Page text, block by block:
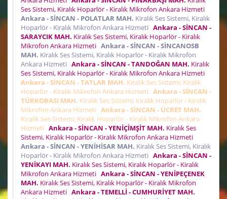
Ses Sistemi, Kiralık Hoparlör - Kiralık Mikrofon Ankara Hizmeti
Ankara - SİNCAN - POLATLAR MAH. Kiralık Ses Sistemi, Kiralık
Hoparlör - Kiralık Mikrofon Ankara Hizmeti Ankara - SİNCAN -
SARAYCIK MAH. Kiralık Ses Sistemi, Kiralık Hoparlör - Kiralık
Mikrofon Ankara Hizmeti Ankara - SİNCAN - SİNCANOSB
MAH. Kiralık Ses Sistemi, Kiralık Hoparlör - Kiralık Mikrofon
Ankara Hizmeti Ankara - SİNCAN - TANDOĞAN MAH. Kiralık
Ses Sistemi, Kiralık Hoparlör - Kiralık Mikrofon Ankara Hizmeti
Ankara - SİNCAN - TATLAR MAH. Kiralık Ses Sistemi, Kiralık
Hoparlör - Kiralık Mikrofon Ankara Hizmeti Ankara - SİNCAN -
TÜRKOBASI MAH. Kiralık Ses Sistemi, Kiralık Hoparlör - Kiralık
Mikrofon Ankara Hizmeti Ankara - SİNCAN - ÜCRET MAH.
Kiralık Ses Sistemi, Kiralık Hoparlör - Kiralık Mikrofon Ankara
Hizmeti Ankara - SİNCAN - YENİÇİMŞİT MAH. Kiralık Ses
Sistemi, Kiralık Hoparlör - Kiralık Mikrofon Ankara Hizmeti
Ankara - SİNCAN - YENİHİSAR MAH. Kiralık Ses Sistemi, Kiralık
Hoparlör - Kiralık Mikrofon Ankara Hizmeti Ankara - SİNCAN -
YENİKAYI MAH. Kiralık Ses Sistemi, Kiralık Hoparlör - Kiralık
Mikrofon Ankara Hizmeti Ankara - SİNCAN - YENİPEÇENEK
MAH. Kiralık Ses Sistemi, Kiralık Hoparlör - Kiralık Mikrofon
Ankara Hizmeti Ankara - TEMELLİ - CUMHURİYET MAH.